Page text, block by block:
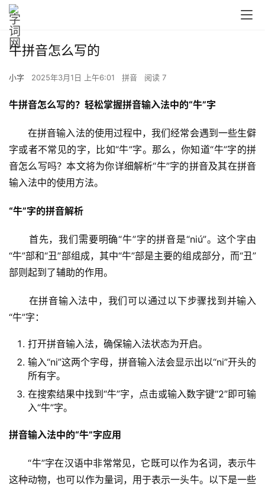
牛拼音怎么写的
小字 2025年3月1日 上午6:01 拼音 阅读 7
牛拼音怎么写的？轻松掌握拼音输入法中的“牛”字
在拼音输入法的使用过程中，我们经常会遇到一些生僻
字或者不常见的字，比如“牛”字。那么，你知道“牛”字的拼
音怎么写吗？本文将为你详细解析“牛”字的拼音及其在拼音
输入法中的使用方法。
“牛”字的拼音解析
首先，我们需要明确“牛”字的拼音是“niú”。这个字由
“牛”部和“丑”部组成，其中“牛”部是主要的组成部分，而“丑”
部则起到了辅助的作用。
在拼音输入法中，我们可以通过以下步骤找到并输入
“牛”字：
打开拼音输入法，确保输入法状态为开启。
输入“ni”这两个字母，拼音输入法会显示出以“ni”开头的
所有字。
在搜索结果中找到“牛”字，点击或输入数字键“2”即可输
入“牛”字。
拼音输入法中的“牛”字应用
“牛”字在汉语中非常常见，它既可以作为名词，表示牛
这种动物，也可以作为量词，用于表示一头牛。以下是一些